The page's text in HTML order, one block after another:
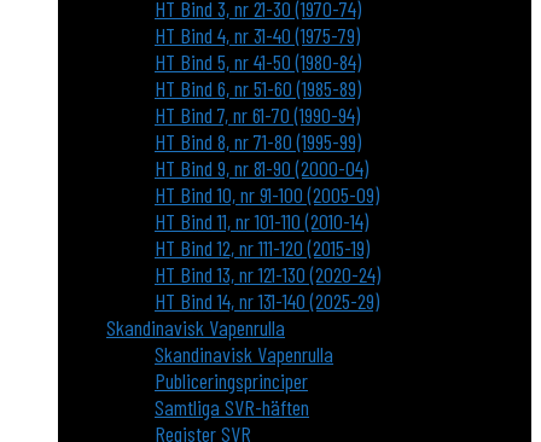
HT Bind 3, nr 21-30 (1970-74)
HT Bind 4, nr 31-40 (1975-79)
HT Bind 5, nr 41-50 (1980-84)
HT Bind 6, nr 51-60 (1985-89)
HT Bind 7, nr 61-70 (1990-94)
HT Bind 8, nr 71-80 (1995-99)
HT Bind 9, nr 81-90 (2000-04)
HT Bind 10, nr 91-100 (2005-09)
HT Bind 11, nr 101-110 (2010-14)
HT Bind 12, nr 111-120 (2015-19)
HT Bind 13, nr 121-130 (2020-24)
HT Bind 14, nr 131-140 (2025-29)
Skandinavisk Vapenrulla
Skandinavisk Vapenrulla
Publiceringsprinciper
Samtliga SVR-häften
Register SVR